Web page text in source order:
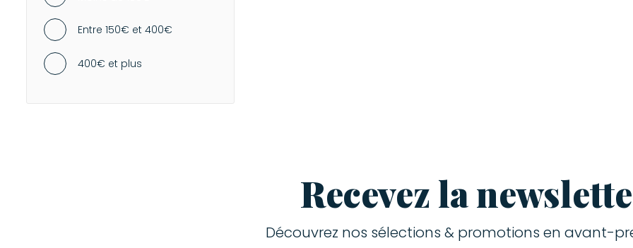
Entre 150€ et 400€
400€ et plus
Recevez la
Découvrez nos sélections & promotions en avant-